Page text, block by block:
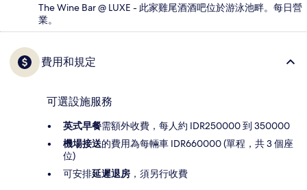
The Wine Bar @ LUXE - 此家雞尾酒酒吧位於游泳池畔。每日營
業。
費用和規定
可選設施服務
英式早餐需額外收費，每人約 IDR250000 到 350000
機場接送的費用為每輛車 IDR660000 (單程，共 3 個座
位)
可安排延遲退房 ，須另行收費